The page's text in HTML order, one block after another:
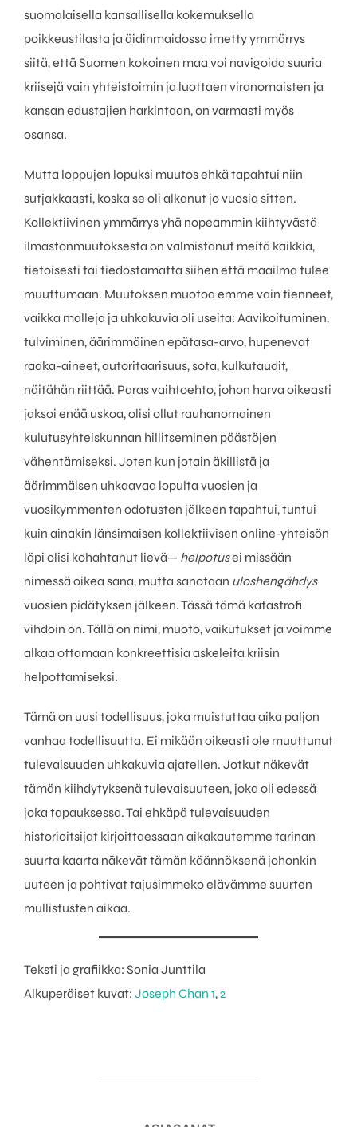
suomalaisella kansallisella kokemuksella
poikkeustilasta ja äidinmaidossa imetty ymmärrys
siitä, että Suomen kokoinen maa voi navigoida suuria
kriisejä vain yhteistoimin ja luottaen viranomaisten ja
kansan edustajien harkintaan, on varmasti myös
osansa.
Mutta loppujen lopuksi muutos ehkä tapahtui niin
sutjakkaasti, koska se oli alkanut jo vuosia sitten.
Kollektiivinen ymmärrys yhä nopeammin kiihtyvästä
ilmastonmuutoksesta on valmistanut meitä kaikkia,
tietoisesti tai tiedostamatta siihen että maailma tulee
muuttumaan. Muutoksen muotoa emme vain tienneet,
vaikka malleja ja uhkakuvia oli useita: Aavikoituminen,
tulviminen, äärimmäinen epätasa-arvo, hupenevat
raaka-aineet, autoritaarisuus, sota, kulkutaudit,
näitähän riittää. Paras vaihtoehto, johon harva oikeasti
jaksoi enää uskoa, olisi ollut rauhanomainen
kulutusyhteiskunnan hillitseminen päästöjen
vähentämiseksi. Joten kun jotain äkillistä ja
äärimmäisen uhkaavaa lopulta vuosien ja
vuosikymmenten odotusten jälkeen tapahtui, tuntui
kuin ainakin länsimaisen kollektiivisen online-yhteisön
läpi olisi kohahtanut lievä— helpotusei missään
nimessä oikea sana, mutta sanotaan uloshengähdys
vuosien pidätyksen jälkeen. Tässä tämä katastrofi
vihdoin on. Tällä on nimi, muoto, vaikutukset ja voimme
alkaa ottamaan konkreettisia askeleita kriisin
helpottamiseksi.
Tämä on uusi todellisuus, joka muistuttaa aika paljon
vanhaa todellisuutta. Ei mikään oikeasti ole muuttunut
tulevaisuuden uhkakuvia ajatellen. Jotkut näkevät
tämän kiihdytyksenä tulevaisuuteen, joka oli edessä
joka tapauksessa. Tai ehkäpä tulevaisuuden
historioitsijat kirjoittaessaan aikakautemme tarinan
suurta kaarta näkevät tämän käännöksenä johonkin
uuteen ja pohtivat tajusimmeko elävämme suurten
mullistusten aikaa.
Teksti ja grafiikka: Sonia Junttila
Alkuperäiset kuvat: Joseph Chan 1,2